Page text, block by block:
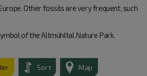
Other fossils are very frequent, such
of the Altmühltal Nature Park.
Sort Map